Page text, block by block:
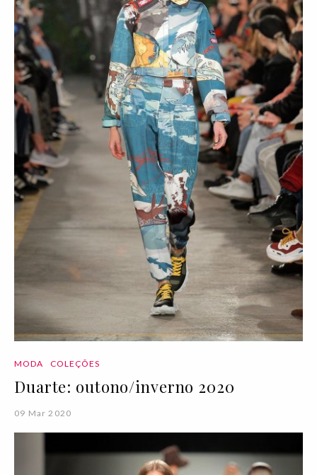
MODA COLEÇÕES
Duarte: outono/inverno 2020
09 Mar 2020